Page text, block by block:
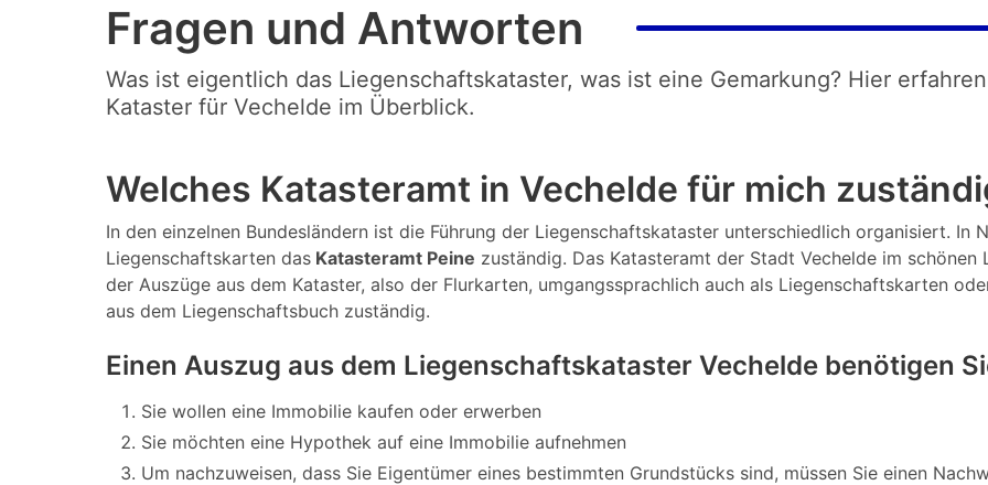
Fragen und Antworten
Was ist eigentlich das Liegenschaftskataster, was ist eine Gemarkung? Hier
Kataster für Vechelde im Überblick.
Welches Katasteramt in Vechelde für mich
In den einzelnen Bundesländern ist die Führung der Liegenschaftskataster unterschiedlich organisiert. In
Liegenschaftskarten das Katasteramt Peine zuständig. Das Katasteramt der Stadt Vechelde im
der Auszüge aus dem Kataster, also der Flurkarten, umgangssprachlich auch als Liegenschaftskarten
aus dem Liegenschaftsbuch zuständig.
Einen Auszug aus dem Liegenschaftskataster Vechelde benötigen
Sie wollen eine Immobilie kaufen oder erwerben
Sie möchten eine Hypothek auf eine Immobilie aufnehmen
Um nachzuweisen, dass Sie Eigentümer eines bestimmten Grundstücks sind, müssen Sie einen